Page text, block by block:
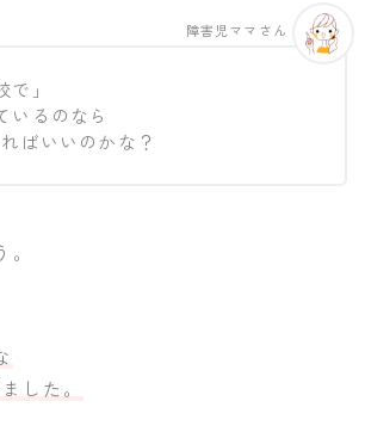
で」
いるのなら
ばいいのかな？
障害児ママさん
した。